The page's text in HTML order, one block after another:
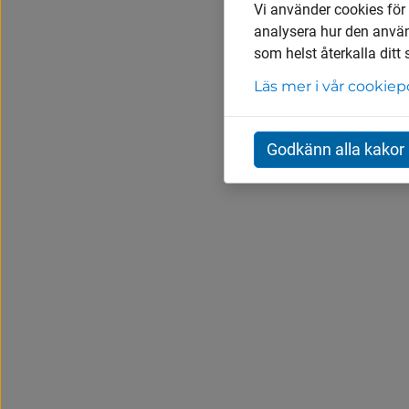
Vi använder cookies
analysera hur den
som helst återkalla ditt
Läs mer i vår
Godkänn alla kakor